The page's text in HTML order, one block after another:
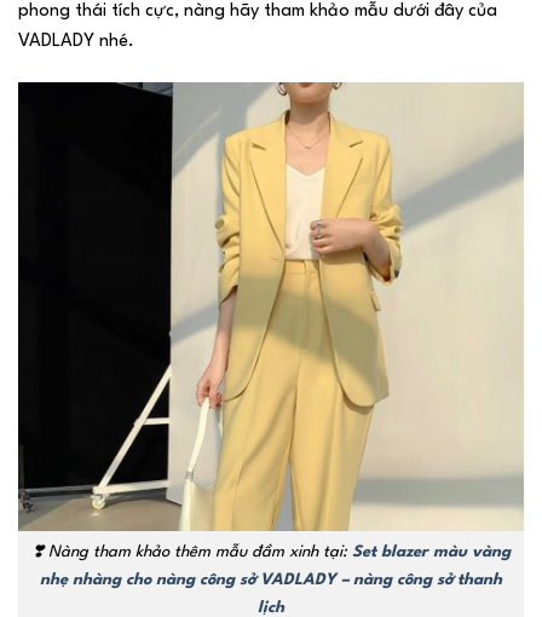
phong thái tích cực, nàng hãy tham khảo mẫu dưới đây của
VADLADY nhé.
❣️Nàng tham khảo thêm mẫu đầm xinh tại: Set blazer màu vàng
nhẹ nhàng cho nàng công sở VADLADY – nàng công sở thanh
lịch